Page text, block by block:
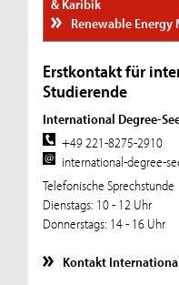
& Karibik
Renewable Energy
Erstkontakt für
Studierende
International Degree-
+49 221-8275-2910
international-degree-
Telefonische Sprechstunde
Dienstags: 10 - 12 Uhr
Donnerstags: 14 - 16 Uhr
Kontakt